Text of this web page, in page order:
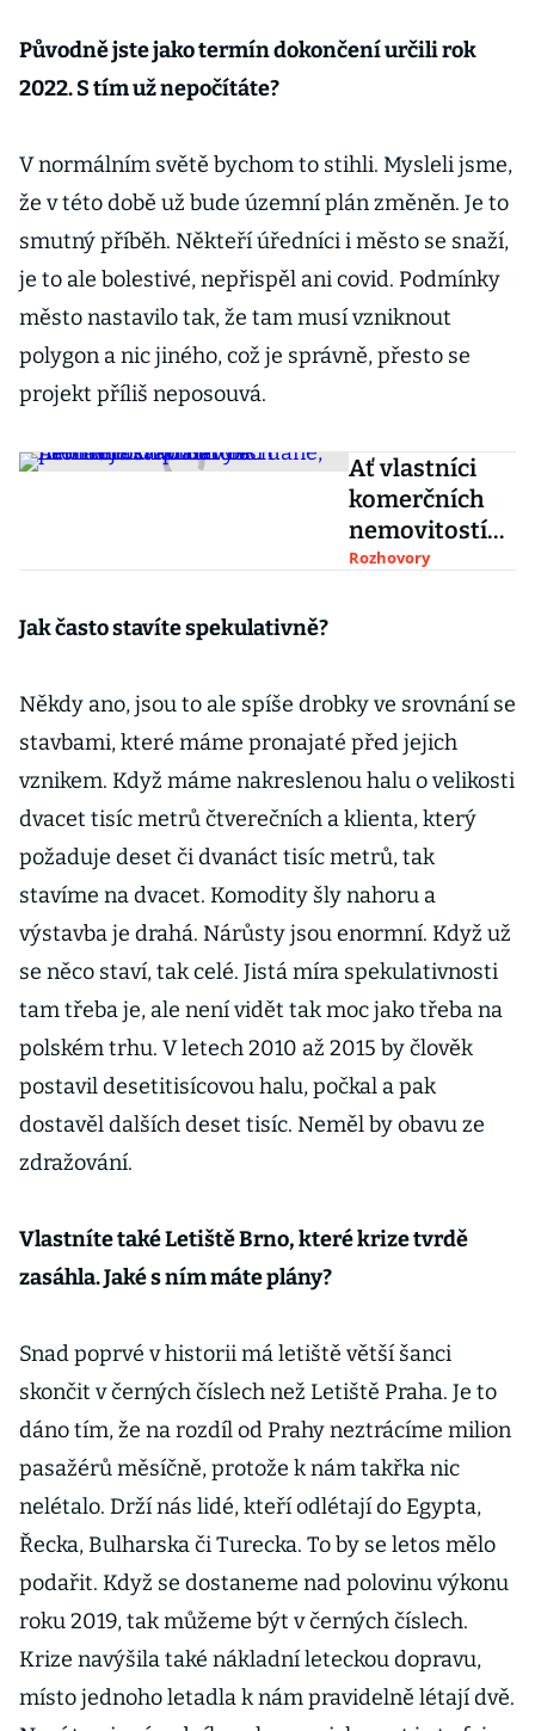
Původně jste jako termín dokončení určili rok
2022. S tím už nepočítáte?
V normálním světě bychom to stihli. Mysleli jsme,
že v této době už bude územní plán změněn. Je to
smutný příběh. Někteří úředníci i město se snaží,
je to ale bolestivé, nepřispěl ani covid. Podmínky
město nastavilo tak, že tam musí vzniknout
polygon a nic jiného, což je správně, přesto se
projekt příliš neposouvá.
Ať vlastníci
komerčních
nemovitostí
platí vyšší
Bartoš
Rozhovory
Jak často stavíte spekulativně?
Někdy ano, jsou to ale spíše drobky ve srovnání se
stavbami, které máme pronajaté před jejich
vznikem. Když máme nakreslenou halu o velikosti
dvacet tisíc metrů čtverečních a klienta, který
požaduje deset či dvanáct tisíc metrů, tak
stavíme na dvacet. Komodity šly nahoru a
výstavba je drahá. Nárůsty jsou enormní. Když už
se něco staví, tak celé. Jistá míra spekulativnosti
tam třeba je, ale není vidět tak moc jako třeba na
polském trhu. V letech 2010 až 2015 by člověk
postavil desetitisícovou halu, počkal a pak
dostavěl dalších deset tisíc. Neměl by obavu ze
zdražování.
Vlastníte také Letiště Brno, které krize tvrdě
zasáhla. Jaké s ním máte plány?
Snad poprvé v historii má letiště větší šanci
skončit v černých číslech než Letiště Praha. Je to
dáno tím, že na rozdíl od Prahy neztrácíme milion
pasažérů měsíčně, protože k nám takřka nic
nelétalo. Drží nás lidé, kteří odlétají do Egypta,
Řecka, Bulharska či Turecka. To by se letos mělo
podařit. Když se dostaneme nad polovinu výkonu
roku 2019, tak můžeme být v černých číslech.
Krize navýšila také nákladní leteckou dopravu,
místo jednoho letadla k nám pravidelně létají dvě.